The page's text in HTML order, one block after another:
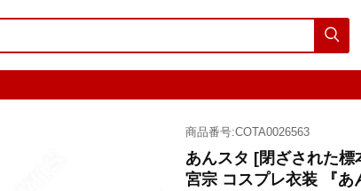

商品番号:COTA0026563
あんスタ [閉ざされた
宮宗 コスプレ衣装 『あ